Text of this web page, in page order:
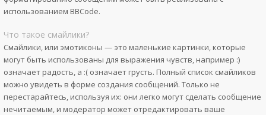
использованием BBCode.
Что такое смайлики?
Смайлики, или эмотиконы — это маленькие картинки, которые
могут быть использованы для выражения чувств, например :)
означает радость, а :( означает грусть. Полный список смайликов
можно увидеть в форме создания сообщений. Только не
перестарайтесь, используя их: они легко могут сделать сообщение
нечитаемым, и модератор может отредактировать ваше